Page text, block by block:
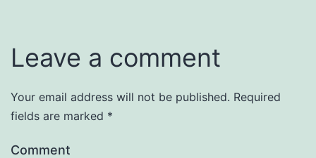
Leave a comment
Your email address will not be published. Required
fields are marked *
Comment